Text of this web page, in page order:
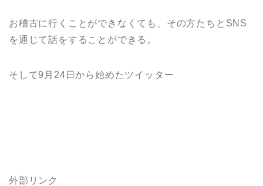
お稽古に行くことができなくても、その方たちとSNS
を通じて話をすることができる。
そして9月24日から始めたツイッター
外部リンク